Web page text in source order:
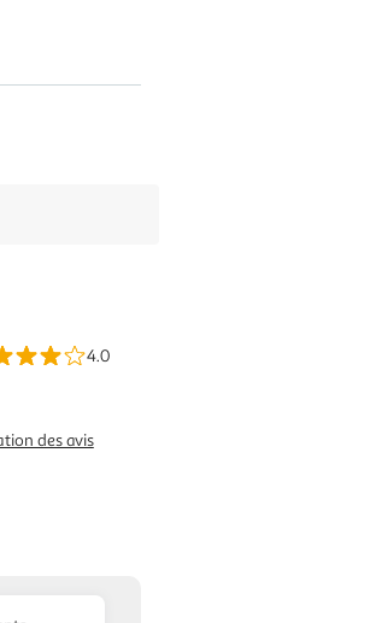
4.0
des avis